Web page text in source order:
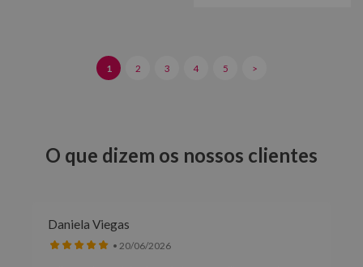
1 2 3 4 5 >
O que dizem os nossos clientes
Daniela Viegas
• 20/06/2026